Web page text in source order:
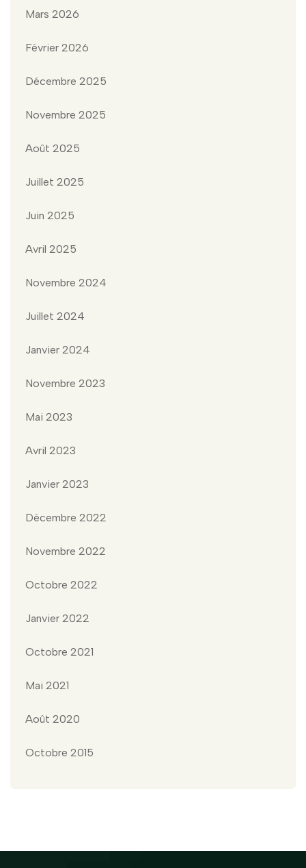
Mars 2026
Février 2026
Décembre 2025
Novembre 2025
Août 2025
Juillet 2025
Juin 2025
Avril 2025
Novembre 2024
Juillet 2024
Janvier 2024
Novembre 2023
Mai 2023
Avril 2023
Janvier 2023
Décembre 2022
Novembre 2022
Octobre 2022
Janvier 2022
Octobre 2021
Mai 2021
Août 2020
Octobre 2015